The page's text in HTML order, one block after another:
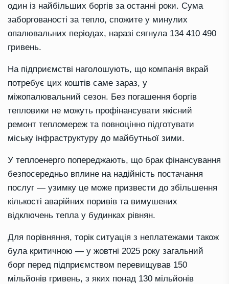
один із найбільших боргів за останні роки. Сума
заборгованості за тепло, спожите у минулих
опалювальних періодах, наразі сягнула 134 410 490
гривень.
На підприємстві наголошують, що компанія вкрай
потребує цих коштів саме зараз, у
міжопалювальний сезон. Без погашення боргів
тепловики не можуть профінансувати якісний
ремонт тепломереж та повноцінно підготувати
міську інфраструктуру до майбутньої зими.
У теплоенерго попереджають, що брак фінансування
безпосередньо вплине на надійність постачання
послуг — узимку це може призвести до збільшення
кількості аварійних поривів та вимушених
відключень тепла у будинках рівнян.
Для порівняння, торік ситуація з неплатежами також
була критичною — у жовтні 2025 року загальний
борг перед підприємством перевищував 150
мільйонів гривень, з яких понад 130 мільйонів